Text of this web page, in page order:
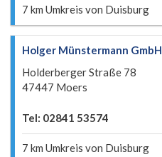
7 km Umkreis von Duisburg
Holger Münstermann GmbH
Holderberger Straße 78
47447 Moers
Tel: 02841 53574
7 km Umkreis von Duisburg